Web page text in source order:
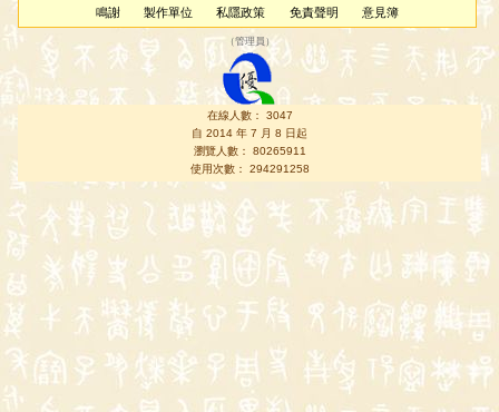
鳴謝
製作單位 私隱政策 免責聲明 意見簿
（管理員 ）
在線人數： 3047
自 2014 年 7 月 8 日起
瀏覽人數： 80265911
使用次數： 294291258